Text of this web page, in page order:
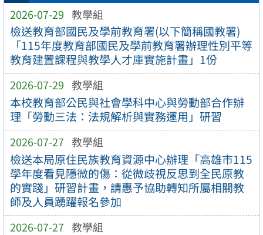
2026-07-29 教學組
檢送教育部國民及學前教育署(以下簡稱國教署)
「115年度教育部國民及學前教育署辦理性別平等
教育建置課程與教學人才庫實施計畫」1份
2026-07-29 教學組
本校教育部公民與社會學科中心與勞動部合作辦
理「勞動三法：法規解析與實務運用」研習
2026-07-27 教學組
檢送本局原住民族教育資源中心辦理「高雄市115
學年度看見隱微的傷：從微歧視反思到全民原教
的實踐」研習計畫，請惠予協助轉知所屬相關教
師及人員踴躍報名參加
2026-07-27 教學組